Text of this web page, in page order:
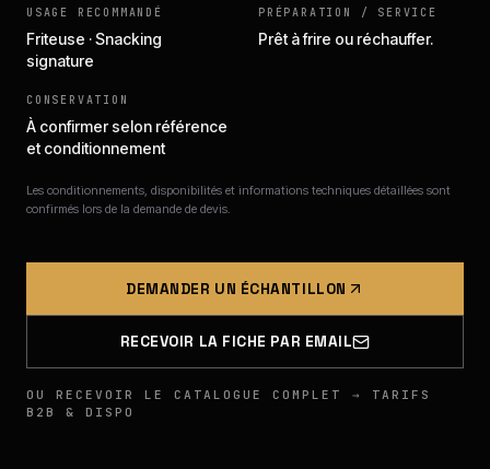
USAGE RECOMMANDÉ
Friteuse · Snacking
signature
PRÉPARATION / SERVICE
Prêt à frire ou réchauffer.
CONSERVATION
À confirmer selon référence
et conditionnement
Les conditionnements, disponibilités et informations techniques détaillées sont
confirmés lors de la demande de devis.
DEMANDER UN ÉCHANTILLON
RECEVOIR LA FICHE PAR EMAIL
OU RECEVOIR LE CATALOGUE COMPLET → TARIFS
B2B & DISPO